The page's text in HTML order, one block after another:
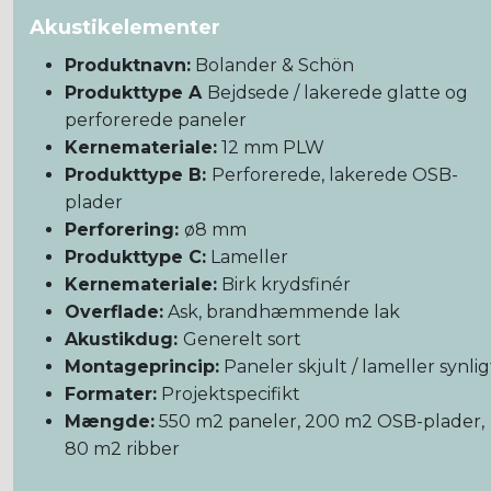
Akustikelementer
Produktnavn: Bolander & Schön
Produkttype A Bejdsede / lakerede glatte og
perforerede paneler
Kernemateriale: 12 mm PLW
Produkttype B: Perforerede, lakerede OSB-
plader
Perforering: ø8 mm
Produkttype C: Lameller
Kernemateriale: Birk krydsfinér
Overflade: Ask, brandhæmmende lak
Akustikdug: Generelt sort
Montageprincip: Paneler skjult / lameller
Formater: Projektspecifikt
Mængde: 550 m2 paneler, 200 m2 OSB-plader,
80 m2 ribber